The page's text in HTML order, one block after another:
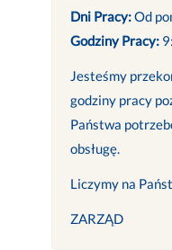
Dni Pracy:Od
Godziny Pracy:
Jesteśmy
godziny pracy
Państwa
obsługę.
Liczymy na
ZARZĄD